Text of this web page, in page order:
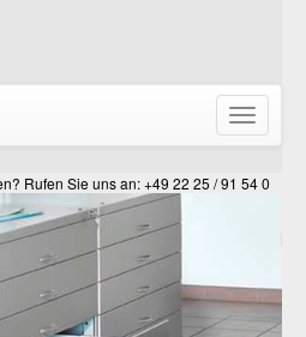
ein-/
Rufen Sie uns an: +49 22 25 / 91 54 0